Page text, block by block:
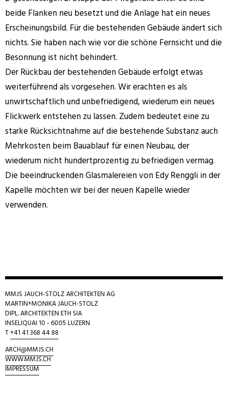
beide Flanken neu besetzt und die Anlage hat ein neues
Erscheinungsbild. Für die bestehenden Gebäude ändert sich
nichts. Sie haben nach wie vor die schöne Fernsicht und die
Besonnung ist nicht behindert.
Der Rückbau der bestehenden Gebäude erfolgt etwas
weiterführend als vorgesehen. Wir erachten es als
unwirtschaftlich und unbefriedigend, wiederum ein neues
Flickwerk entstehen zu lassen. Zudem bedeutet eine zu
starke Rücksichtnahme auf die bestehende Substanz auch
Mehrkosten beim Bauablauf für einen Neubau, der
wiederum nicht hundertprozentig zu befriedigen vermag.
Die beeindruckenden Glasmalereien von Edy Renggli in der
Kapelle möchten wir bei der neuen Kapelle wieder
verwenden.
MMJS JAUCH-STOLZ ARCHITEKTEN AG
MARTIN+MONIKA JAUCH-STOLZ
DIPL. ARCHITEKTEN ETH SIA
INSELIQUAI 10 - 6005 LUZERN
T+41 41 368 44 88
ARCH@MMJS.CH
WWW.MMJS.CH
IMPRESSUM